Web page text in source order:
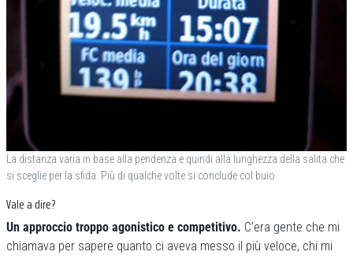
La distanza varia in base alla pendenza e quindi alla lunghezza della salita che
si sceglie per la sfida. Più di qualche volte si conclude col buio
Vale a dire?
Un approccio troppo agonistico e competitivo. C’era gente che mi
chiamava per sapere quanto ci aveva messo il più veloce, chi mi